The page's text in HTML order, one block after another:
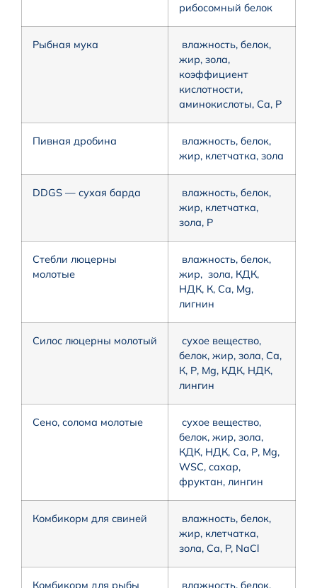
рибосомный белок
Рыбная мука
влажность, белок,
жир, зола,
коэффициент
кислотности,
аминокислоты, Ca, P
Пивная дробина
влажность, белок,
жир, клетчатка, зола
DDGS — сухая барда
влажность, белок,
жир, клетчатка,
зола, P
Стебли люцерны
молотые
влажность, белок,
жир, зола, КДК,
НДК, К, Са, Mg,
лигнин
Силос люцерны молотый
сухое вещество,
белок, жир, зола, Са,
К, Р, Mg, КДК, НДК,
лингин
Сено, солома молотые
сухое вещество,
белок, жир, зола,
КДК, НДК, Са, Р, Mg,
WSC, сахар,
фруктан, лингин
Комбикорм для свиней
влажность, белок,
жир, клетчатка,
зола, Ca, P, NaCl
Комбикорм для рыбы влажность, белок,